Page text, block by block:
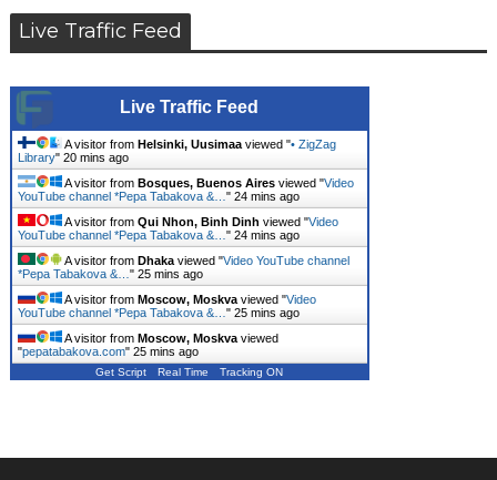
Live Traffic Feed
Live Traffic Feed
A visitor from Helsinki, Uusimaaviewed "• ZigZag
Library" 20 mins ago
A visitor from Bosques, Buenos Airesviewed "Video
YouTube channel *Pepa Tabakova &… " 24 mins ago
A visitor from Qui Nhon, Binh Dinh viewed "Video
YouTube channel *Pepa Tabakova &… " 24 mins ago
A visitor from Dhakaviewed "Video YouTube channel
*Pepa Tabakova &… " 25 mins ago
A visitor from Moscow, Moskvaviewed "Video
YouTube channel *Pepa Tabakova &… " 25 mins ago
A visitor from Moscow, Moskvaviewed
"pepatabakova.com" 25 mins ago
Get Script Real Time Tracking ON